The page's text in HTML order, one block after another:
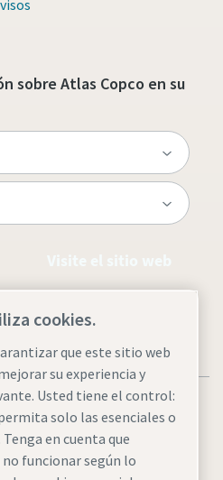
sobre Atlas Copco en su
Administrar cookies
cookies.
que este sitio web
su experiencia y
Usted tiene el control:
solo las esenciales o
en cuenta que
funcionar según lo